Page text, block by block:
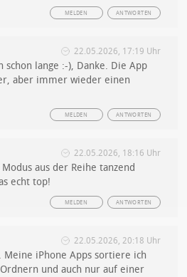
ANTWORTEN
MELDEN
22.05.2026, 17:19 Uhr
schon lange :-), Danke. Die App
aber immer wieder einen
ANTWORTEN
MELDEN
22.05.2026, 18:16 Uhr
aus der Reihe tanzend
echt top!
ANTWORTEN
MELDEN
22.05.2026, 20:18 Uhr
iPhone Apps sortiere ich
und auch nur auf einer